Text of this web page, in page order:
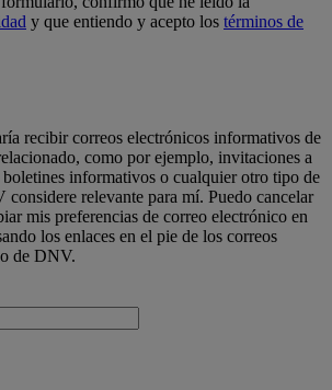
y que entiendo y acepto los términos de
recibir correos electrónicos informativos de
como por ejemplo, invitaciones a
informativos o cualquier otro tipo de
relevante para mí. Puedo cancelar
mis preferencias de correo electrónico en
los enlaces en el pie de los correos
de DNV.